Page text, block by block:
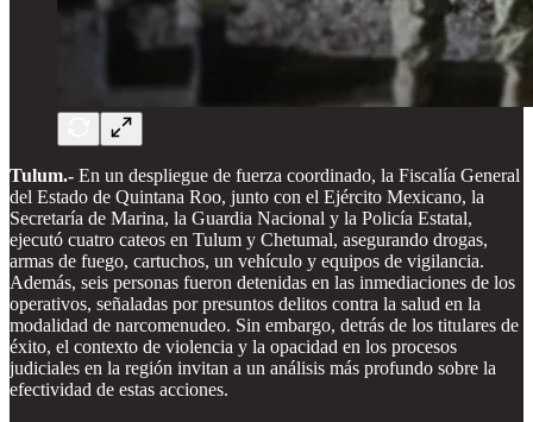
Tulum.- En un despliegue de fuerza coordinado, la Fiscalía General
del Estado de Quintana Roo, junto con el Ejército Mexicano, la
Secretaría de Marina, la Guardia Nacional y la Policía Estatal,
ejecutó cuatro cateos en Tulum y Chetumal, asegurando drogas,
armas de fuego, cartuchos, un vehículo y equipos de vigilancia.
Además, seis personas fueron detenidas en las inmediaciones de los
operativos, señaladas por presuntos delitos contra la salud en la
modalidad de narcomenudeo. Sin embargo, detrás de los titulares de
éxito, el contexto de violencia y la opacidad en los procesos
judiciales en la región invitan a un análisis más profundo sobre la
efectividad de estas acciones.